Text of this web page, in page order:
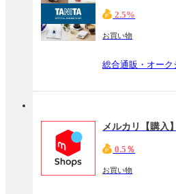
2.5%
お買い物
総合通販・オーク
メルカリ【購入
0.5％
お買い物